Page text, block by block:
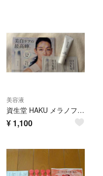
美容液
資生堂 HAKU メラノフォーカスIV (医薬部外品） 薬用美白美容液
¥ 1,100